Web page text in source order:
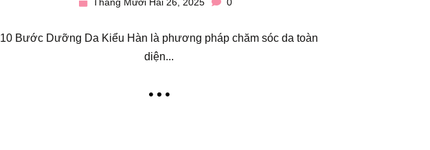
10 Bước Dưỡng Da Kiểu Hàn là phương pháp chăm sóc da toàn
diện...